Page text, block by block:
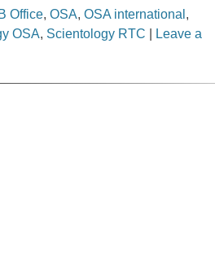
Office,OSA,OSA international ,
OSA, Scientology RTC
Leave a